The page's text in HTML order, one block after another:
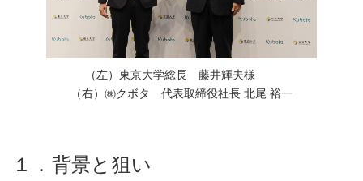
（左）東京大学総長 藤井輝夫様
（右）㈱クボタ 代表取締役社長 北尾 裕一
１．背景と狙い